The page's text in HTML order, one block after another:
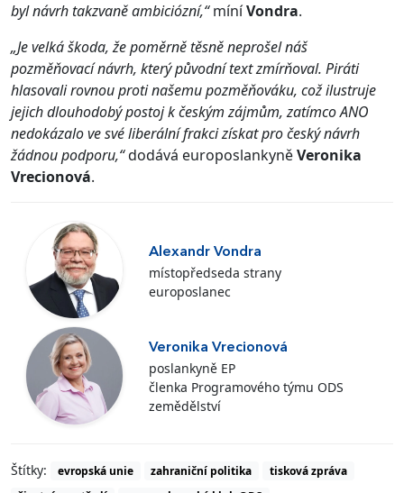
byl návrh takzvaně ambiciózní,“míníVondra.
„Je velká škoda, že poměrně těsně neprošel náš
pozměňovací návrh, který původní text zmírňoval. Piráti
hlasovali rovnou proti našemu pozměňováku, což ilustruje
jejich dlouhodobý postoj k českým zájmům, zatímco ANO
nedokázalo ve své liberální frakci získat pro český návrh
žádnou podporu,“dodává europoslankyněVeronika
Vrecionová.
Alexandr Vondra
místopředseda strany
europoslanec
Veronika Vrecionová
poslankyně EP
členka Programového týmu ODS
zemědělství
Štítky: evropská unie zahraniční politika
tisková zpráva